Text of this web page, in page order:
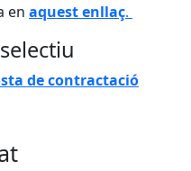
en aquest enllaç.
de contractació